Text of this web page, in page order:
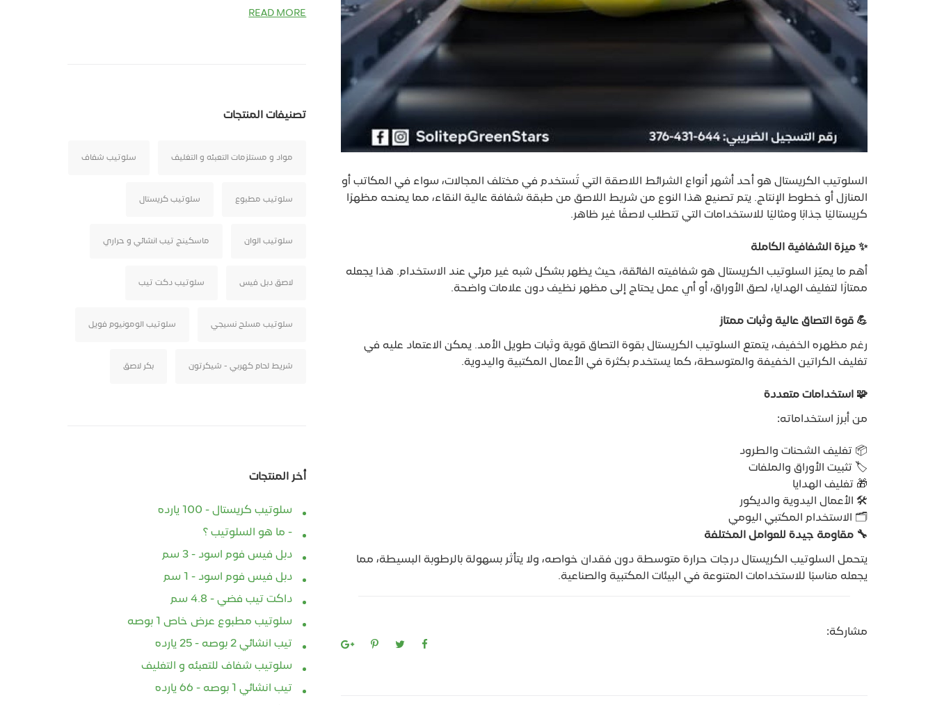
السلوتيب الكريستال هو أحد أشهر أنواع الشرائط اللاصقة التي تُستخدم في مختلف المجالات، سواء في المكاتب أو
المنازل أو خطوط الإنتاج. يتم تصنيع هذا النوع من شريط اللاصق من طبقة شفافة عالية النقاء، مما يمنحه مظهرًا
كريستاليًا جذابًا ومثاليًا للاستخدامات التي تتطلب لاصقًا غير ظاهر.
✨ ميزة الشفافية الكاملة
أهم ما يميّز السلوتيب الكريستال هو شفافيته الفائقة، حيث يظهر بشكل شبه غير مرئي عند الاستخدام. هذا يجعله
ممتازًا لتغليف الهدايا، لصق الأوراق، أو أي عمل يحتاج إلى مظهر نظيف دون علامات واضحة.
💪 قوة التصاق عالية وثبات ممتاز
رغم مظهره الخفيف، يتمتع السلوتيب الكريستال بقوة التصاق قوية وثبات طويل الأمد. يمكن الاعتماد عليه في
تغليف الكراتين الخفيفة والمتوسطة، كما يستخدم بكثرة في الأعمال المكتبية واليدوية.
🧩 استخدامات متعددة
من أبرز استخداماته:
📦 تغليف الشحنات والطرود
🏷 تثبيت الأوراق والملفات
🎁 تغليف الهدايا
🛠 الأعمال اليدوية والديكور
🗂 الاستخدام المكتبي اليومي
🔧 مقاومة جيدة للعوامل المختلفة
يتحمل السلوتيب الكريستال درجات حرارة متوسطة دون فقدان خواصه، ولا يتأثر بسهولة بالرطوبة البسيطة، مما
يجعله مناسبًا للاستخدامات المتنوعة في البيئات المكتبية والصناعية.
مشاركة:
READ MORE
تصنيفات المنتجات
مواد و مستلزمات التعبئه و التغليف سلوتيب شفاف
سلوتيب مطبوع سلوتيب كريستال
سلوتيب الوان ماسكينج تيب انشائي و حراري
لاصق دبل فيس سلوتيب دكت تيب
سلوتيب مسلح نسيجي سلوتيب الومونيوم فويل
شريط لحام كهربي - شيكرتون بكر لاصق
أخر المنتجات
سلوتيب كريستال - 100 يارده
- ما هو السلوتيب ؟
دبل فيس فوم اسود - 3 سم
دبل فيس فوم اسود - 1 سم
داكت تيب فضي - 4.8 سم
سلوتيب مطبوع عرض خاص 1 بوصه
تيب انشائي 2 بوصه - 25 يارده
سلوتيب شفاف للتعبئه و التغليف
تيب انشائي 1 بوصه - 66 يارده